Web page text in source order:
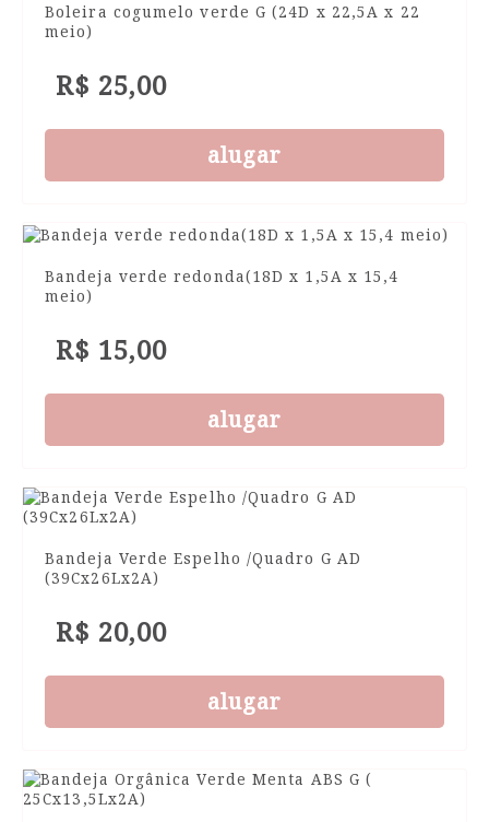
Boleira cogumelo verde G (24D x 22,5A x 22
meio)
R$ 25,00
alugar
Bandeja verde redonda(18D x 1,5A x 15,4
meio)
R$ 15,00
alugar
Bandeja Verde Espelho /Quadro G AD
(39Cx26Lx2A)
R$ 20,00
alugar